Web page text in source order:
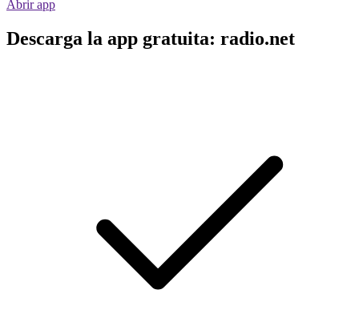
Abrir app
Descarga la app gratuita: radio.net